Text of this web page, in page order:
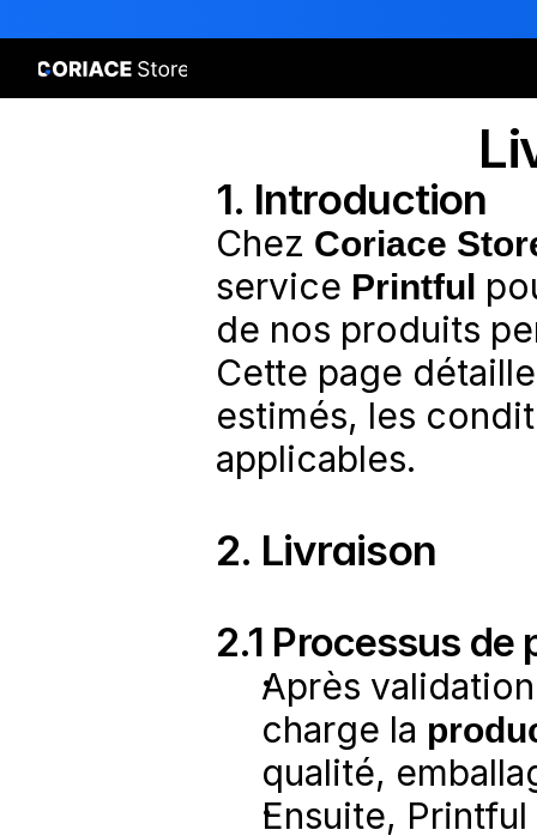
1. Introduction
Chez Coriace
service Printful
de nos produits
Cette page
estimés, les
applicables.
2. Livraison
2.1 Processus
Après
charge la
qualité,